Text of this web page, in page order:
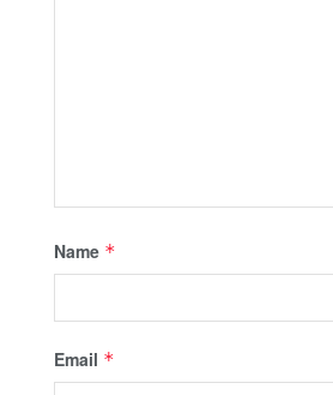
Name *
Email *